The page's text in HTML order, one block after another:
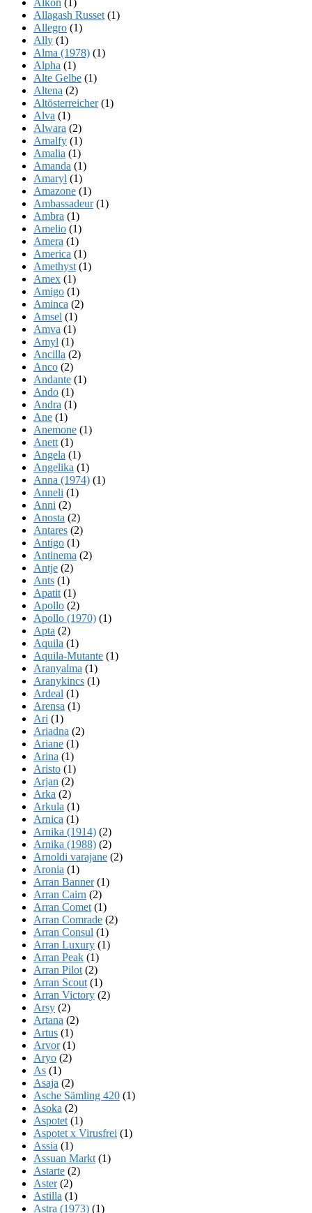
Allagash Russet (1)
Allegro (1)
Ally (1)
Alma (1978) (1)
Alpha (1)
Alte Gelbe (1)
Altena (2)
Altösterreicher(1)
Alva (1)
Alwara (2)
Amalfy (1)
Amalia (1)
Amanda (1)
Amaryl (1)
Amazone (1)
Ambassadeur(1)
Ambra (1)
Amelio (1)
Amera (1)
America (1)
Amethyst (1)
Amex (1)
Amigo (1)
Aminca (2)
Amsel (1)
Amva (1)
Amyl (1)
Ancilla (2)
Anco (2)
Andante (1)
Ando (1)
Andra (1)
Ane (1)
Anemone (1)
Anett (1)
Angela (1)
Angelika (1)
Anna (1974) (1)
Anneli (1)
Anni (2)
Anosta (2)
Antares (2)
Antigo (1)
Antinema (2)
Antje (2)
Ants (1)
Apatit (1)
Apollo (2)
Apollo (1970) (1)
Apta (2)
Aquila (1)
Aquila-Mutante (1)
Aranyalma (1)
Aranykincs (1)
Ardeal (1)
Arensa (1)
Ari (1)
Ariadna (2)
Ariane (1)
Arina (1)
Aristo (1)
Arjan (2)
Arka (2)
Arkula (1)
Arnica (1)
Arnika (1914) (2)
Arnika (1988) (2)
Arnoldi varajane (2)
Aronia (1)
Arran Banner(1)
Arran Cairn (2)
Arran Comet (1)
Arran Comrade (2)
Arran Consul (1)
Arran Luxury (1)
Arran Peak (1)
Arran Pilot (2)
Arran Scout (1)
Arran Victory (2)
Arsy (2)
Artana (2)
Artus (1)
Arvor(1)
Aryo (2)
As (1)
Asaja (2)
Asche Sämling 420 (1)
Asoka (2)
Aspotet (1)
Aspotet x Virusfrei (1)
Assia (1)
Assuan Markt (1)
Astarte (2)
Aster(2)
Astilla (1)
Astra (1973) (1)